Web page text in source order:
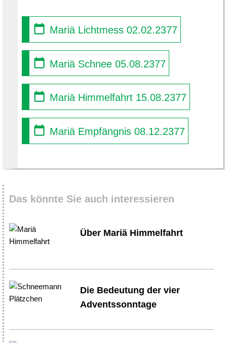
Mariä Lichtmess 02.02.2377
Mariä Schnee 05.08.2377
Mariä Himmelfahrt 15.08.2377
Mariä Empfängnis 08.12.2377
Das könnte Sie auch interessieren
Über Mariä Himmelfahrt
Die Bedeutung der vier
Adventssonntage